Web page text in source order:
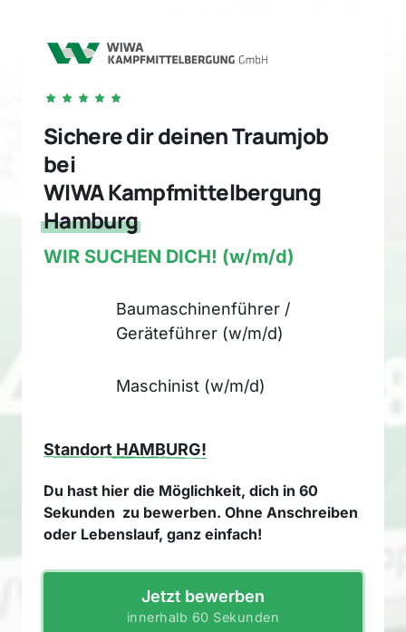
Sichere dir deinen Traumjob
bei
WIWA Kampfmittelbergung
Hamburg
WIR SUCHEN DICH! (w/m/d)
Baumaschinenführer /
Geräteführer (w/m/d)
Maschinist (w/m/d)
Standort HAMBURG!
Du hast hier die Möglichkeit, dich in 60
Sekunden  zu bewerben. Ohne Anschreiben
oder Lebenslauf, ganz einfach!
Jetzt bewerben
innerhalb 60 Sekunden